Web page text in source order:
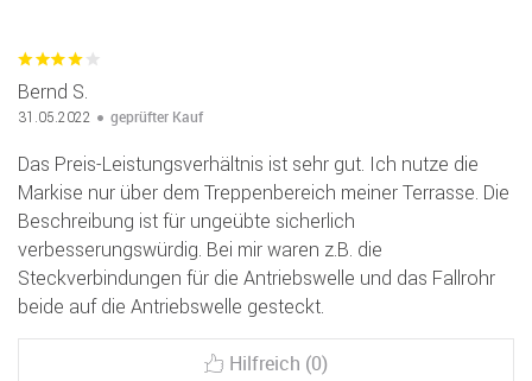
Bernd S.
31.05.2022 geprüfter Kauf
Das Preis-Leistungsverhältnis ist sehr gut. Ich nutze die
Markise nur über dem Treppenbereich meiner Terrasse. Die
Beschreibung ist für ungeübte sicherlich
verbesserungswürdig. Bei mir waren z.B. die
Steckverbindungen für die Antriebswelle und das Fallrohr
beide auf die Antriebswelle gesteckt.
Hilfreich (0)